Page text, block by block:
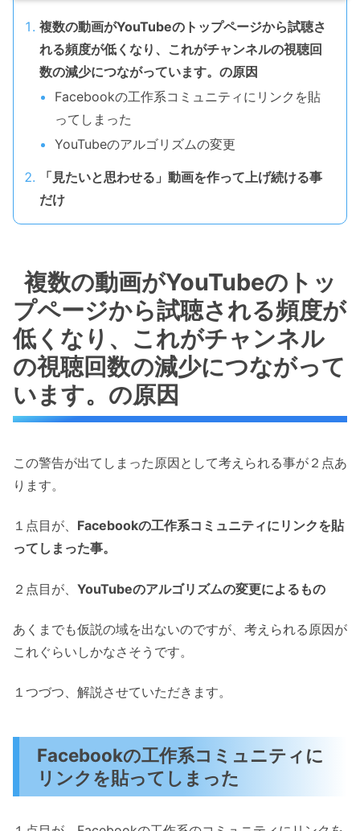
複数の動画がYouTubeのトップページから試聴さ
れる頻度が低くなり、これがチャンネルの視聴回
数の減少につながっています。の原因
Facebookの工作系コミュニティにリンクを貼
ってしまった
YouTubeのアルゴリズムの変更
「見たいと思わせる」動画を作って上げ続ける事
だけ
複数の動画がYouTubeのトッ
プページから試聴される頻度が
低くなり、これがチャンネル
の視聴回数の減少につながって
います。の原因
この警告が出てしまった原因として考えられる事が２点あ
ります。
１点目が、 Facebookの工作系コミュニティにリンクを貼
ってしまった事。
２点目が、 YouTubeのアルゴリズムの変更によるもの
あくまでも仮説の域を出ないのですが、考えられる原因が
これぐらいしかなさそうです。
１つづつ、解説させていただきます。
Facebookの工作系コミュニティに
リンクを貼ってしまった